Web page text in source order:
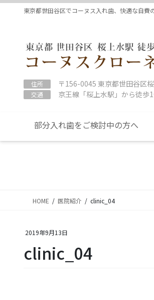
コ
ナ
東京都世田谷区でコーヌス入れ歯、快適な自
住所 〒156-0045 東京都世田谷区
交通 京王線「桜上水駅」から徒歩
部分入れ歯をご検討中の方へ
HOME 医院紹介 clinic_04
2019年9月13日
clinic_04